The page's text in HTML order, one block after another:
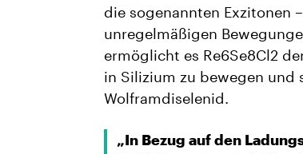
die sogenannten Exzitonen
unregelmäßigen
ermöglicht es Re6Se8Cl2
in Silizium zu bewegen und
Wolframdiselenid.
„In Bezug auf den